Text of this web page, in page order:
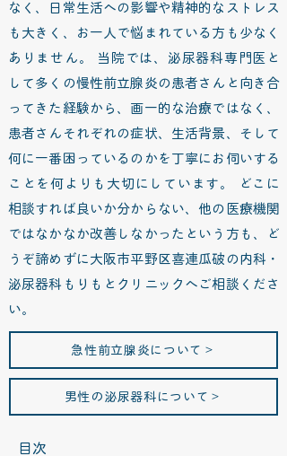
なく、日常生活への影響や精神的なストレス
も大きく、お一人で悩まれている方も少なく
ありません。 当院では、泌尿器科専門医と
して多くの慢性前立腺炎の患者さんと向き合
ってきた経験から、画一的な治療ではなく、
患者さんそれぞれの症状、生活背景、そして
何に一番困っているのかを丁寧にお伺いする
ことを何よりも大切にしています。 どこに
相談すれば良いか分からない、他の医療機関
ではなかなか改善しなかったという方も、ど
うぞ諦めずに大阪市平野区喜連瓜破の内科・
泌尿器科もりもとクリニックへご相談くださ
い。
急性前立腺炎について＞
男性の泌尿器科について＞
目次